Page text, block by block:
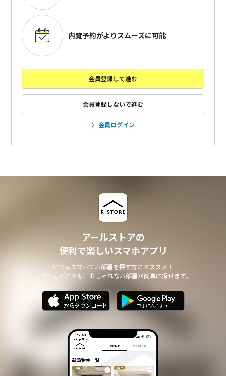
内覧予約がよりスムーズに可能
会員登録して進む
会員登録しないで進む
会員ログイン
アールストアの
便利で楽しいスマホアプリ
いつもスマホでお部屋を探す方にオススメ！
いつでもどこでも、おしゃれなお部屋が簡単に探せます。